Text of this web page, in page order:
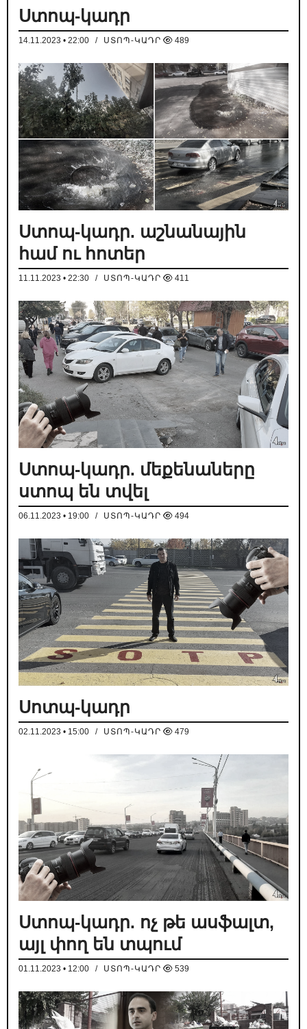
Ստոպ-կադր
14.11.2023 • 22:00 / ՍՏՈՊ-ԿԱԴՐ 489
Ստոպ-կադր. աշնանային
համ ու հոտեր
11.11.2023 • 22:30 / ՍՏՈՊ-ԿԱԴՐ 411
Ստոպ-կադր. մեքենաները
ստոպ են տվել
06.11.2023 • 19:00 / ՍՏՈՊ-ԿԱԴՐ 494
Սոտպ-կադր
02.11.2023 • 15:00 / ՍՏՈՊ-ԿԱԴՐ 479
Ստոպ-կադր. ոչ թե ասֆալտ,
այլ փող են տպում
01.11.2023 • 12:00 / ՍՏՈՊ-ԿԱԴՐ 539